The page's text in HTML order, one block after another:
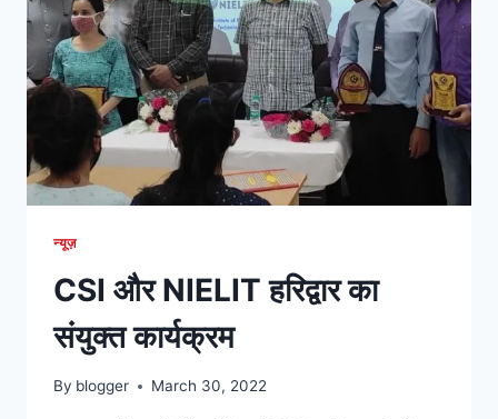
न्यूज़
CSI और NIELIT हरिद्वार का
संयुक्त कार्यक्रम
By blogger March 30, 2022